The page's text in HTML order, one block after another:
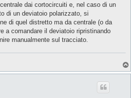
dai cortocircuiti e, nel caso di un
di un deviatoio polarizzato, si
di quel distretto ma da centrale (o da
a comandare il deviatoio ripristinando
manualmente sul tracciato.